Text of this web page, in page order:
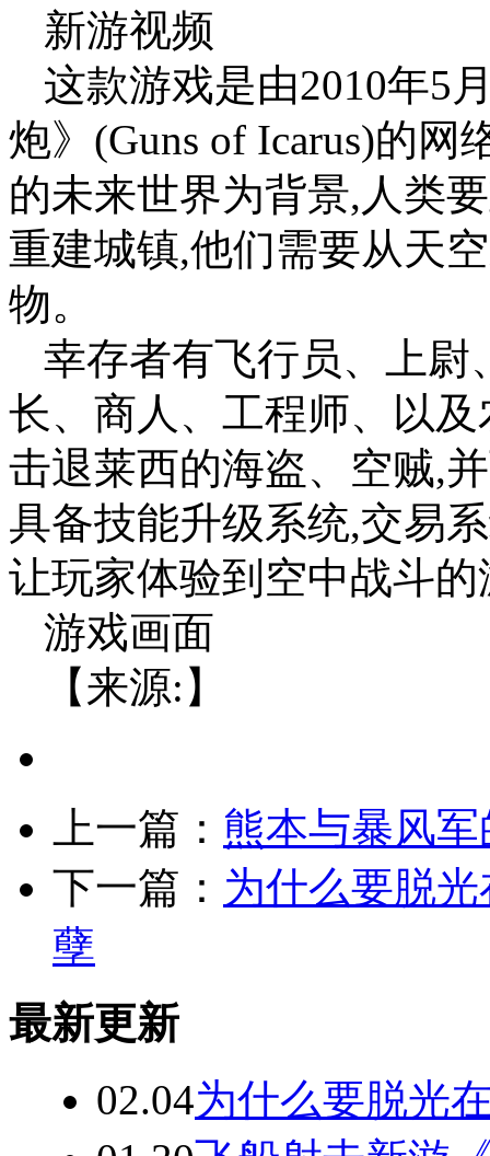
新游视频
这款游戏是由2010年5
炮》(Guns of Icarus)的
的未来世界为背景,人类
重建城镇,他们需要从天
物。
幸存者有飞行员、上尉
长、商人、工程师、以
击退莱西的海盗、空贼,
具备技能升级系统,交易
让玩家体验到空中战斗
游戏画面
【来源:】
上一篇： 熊本与暴风军
下一篇： 为什么要脱
孽
最新更新
02.04为什么要脱光